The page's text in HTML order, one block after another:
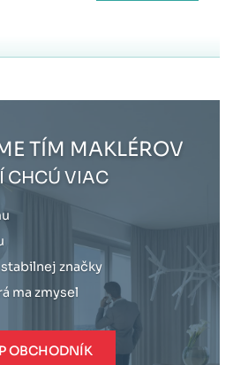
TÍM MAKLÉROV
CHCÚ VIAC
značky
ma zmysel
OBCHODNÍK